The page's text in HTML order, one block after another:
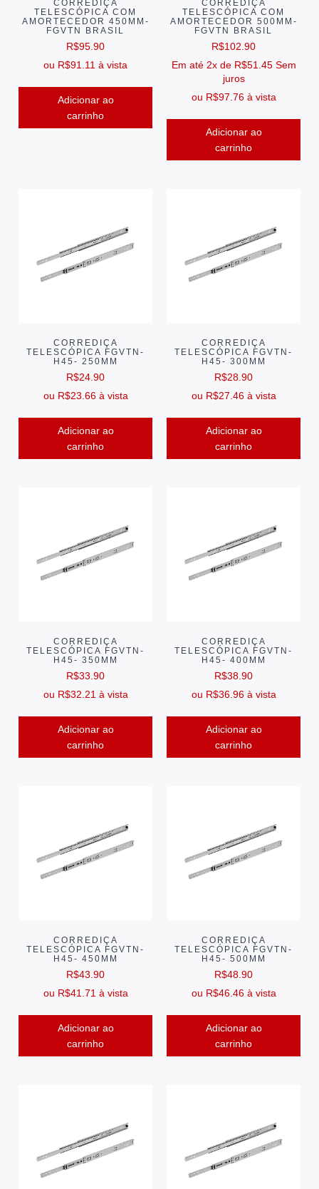
CORREDIÇA
TELESCÓPICA COM
AMORTECEDOR 450MM-
FGVTN BRASIL
R$95.90
ou R$91.11 à vista
Adicionar ao
carrinho
CORREDIÇA
TELESCÓPICA COM
AMORTECEDOR 500MM-
FGVTN BRASIL
R$102.90
Em até 2x de R$51.45 Sem
juros
ou R$97.76 à vista
Adicionar ao
carrinho
CORREDIÇA
TELESCÓPICA FGVTN-
H45- 250MM
R$24.90
ou R$23.66 à vista
Adicionar ao
carrinho
CORREDIÇA
TELESCÓPICA FGVTN-
H45- 300MM
R$28.90
ou R$27.46 à vista
Adicionar ao
carrinho
CORREDIÇA
TELESCÓPICA FGVTN-
H45- 350MM
R$33.90
ou R$32.21 à vista
Adicionar ao
carrinho
CORREDIÇA
TELESCÓPICA FGVTN-
H45- 400MM
R$38.90
ou R$36.96 à vista
Adicionar ao
carrinho
CORREDIÇA
TELESCÓPICA FGVTN-
H45- 450MM
R$43.90
ou R$41.71 à vista
Adicionar ao
carrinho
CORREDIÇA
TELESCÓPICA FGVTN-
H45- 500MM
R$48.90
ou R$46.46 à vista
Adicionar ao
carrinho